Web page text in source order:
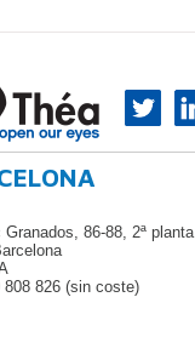
Granados, 86-88, 2ª planta
808 826 (sin coste)